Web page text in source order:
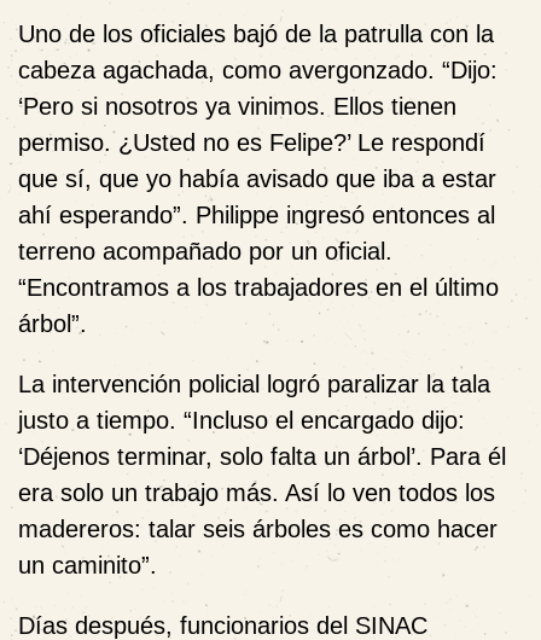
Uno de los oficiales bajó de la patrulla con la
cabeza agachada, como avergonzado. “Dijo:
‘Pero si nosotros ya vinimos. Ellos tienen
permiso. ¿Usted no es Felipe?’ Le respondí
que sí, que yo había avisado que iba a estar
ahí esperando”. Philippe ingresó entonces al
terreno acompañado por un oficial.
“Encontramos a los trabajadores en el último
árbol”.
La intervención policial logró paralizar la tala
justo a tiempo. “Incluso el encargado dijo:
‘Déjenos terminar, solo falta un árbol’. Para él
era solo un trabajo más. Así lo ven todos los
madereros: talar seis árboles es como hacer
un caminito”.
Días después, funcionarios del SINAC